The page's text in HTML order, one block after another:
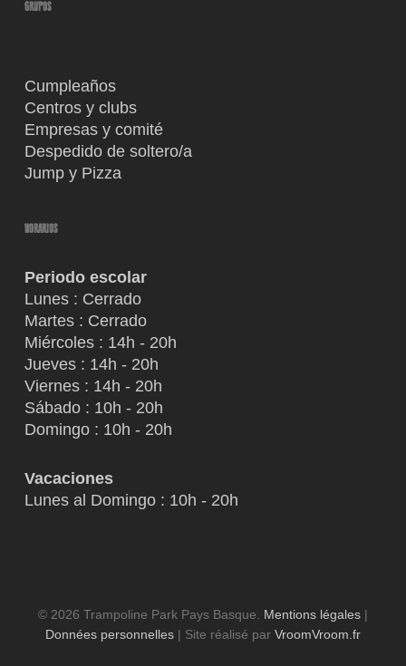
GRUPOS
Cumpleaños
Centros y clubs
Empresas y comité
Despedido de soltero/a
Jump y Pizza
HORARIOS
Periodo escolar
Lunes : Cerrado
Martes : Cerrado
Miércoles : 14h - 20h
Jueves : 14h - 20h
Viernes : 14h - 20h
Sábado : 10h - 20h
Domingo : 10h - 20h
Vacaciones
Lunes al Domingo : 10h - 20h
© 2026 Trampoline Park Pays Basque. Mentions légales|
Données personnelles| Site réalisé par VroomVroom.fr